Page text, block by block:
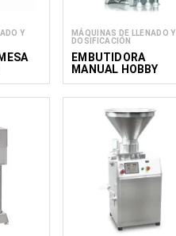
Y
MÁQUINAS DE LLENADO Y
DOSIFICACIÓN
EMBUTIDORA
MANUAL HOBBY